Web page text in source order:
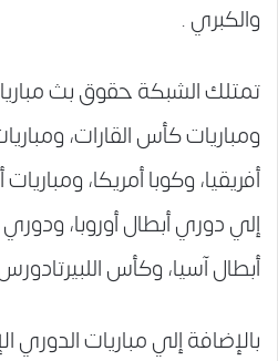
والكبري .
تمتلك الشبكة حقوق بث
ومباريات كأس القارات،
أفريقيا، وكوبا أمريكا،
إلي دوري أبطال أوروبا،
أبطال آسيا، وكأس
بالإضافة إلي مباريات الدوري